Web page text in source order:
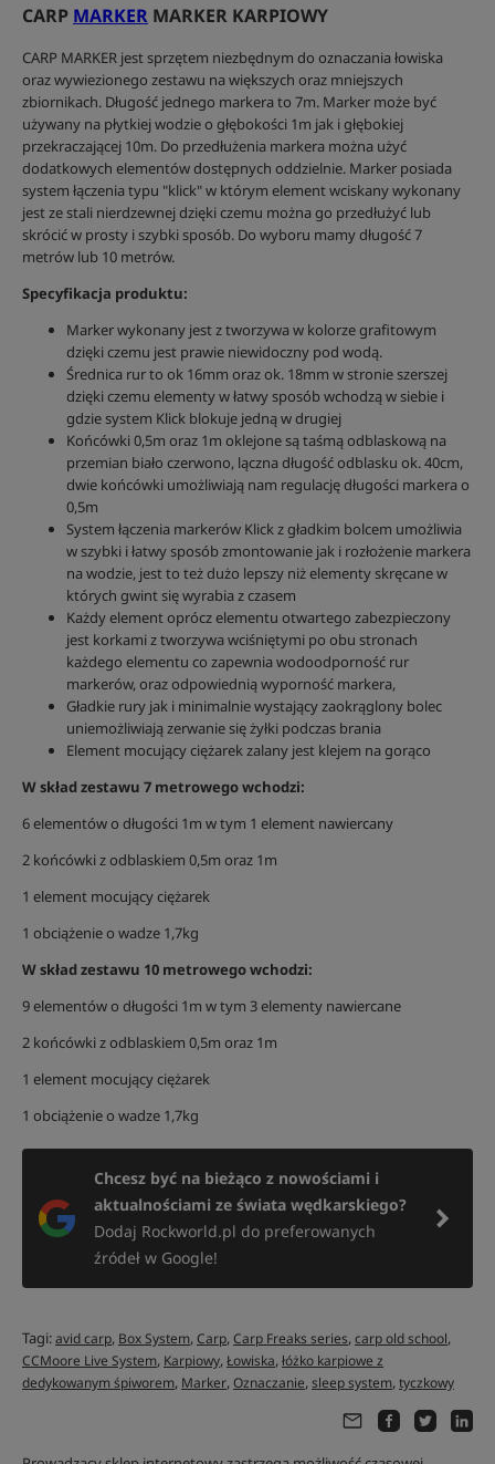
CARP MARKER MARKER KARPIOWY
CARP MARKER jest sprzętem niezbędnym do oznaczania łowiska
oraz wywiezionego zestawu na większych oraz mniejszych
zbiornikach. Długość jednego markera to 7m. Marker może być
używany na płytkiej wodzie o głębokości 1m jak i głębokiej
przekraczającej 10m. Do przedłużenia markera można użyć
dodatkowych elementów dostępnych oddzielnie. Marker posiada
system łączenia typu "klick" w którym element wciskany wykonany
jest ze stali nierdzewnej dzięki czemu można go przedłużyć lub
skrócić w prosty i szybki sposób. Do wyboru mamy długość 7
metrów lub 10 metrów.
Specyfikacja produktu:
Marker wykonany jest z tworzywa w kolorze grafitowym
dzięki czemu jest prawie niewidoczny pod wodą.
Średnica rur to ok 16mm oraz ok. 18mm w stronie szerszej
dzięki czemu elementy w łatwy sposób wchodzą w siebie i
gdzie system Klick blokuje jedną w drugiej
Końcówki 0,5m oraz 1m oklejone są taśmą odblaskową na
przemian biało czerwono, lączna długość odblasku ok. 40cm,
dwie końcówki umożliwiają nam regulację długości markera o
0,5m
System łączenia markerów Klick z gładkim bolcem umożliwia
w szybki i łatwy sposób zmontowanie jak i rozłożenie markera
na wodzie, jest to też dużo lepszy niż elementy skręcane w
których gwint się wyrabia z czasem
Każdy element oprócz elementu otwartego zabezpieczony
jest korkami z tworzywa wciśniętymi po obu stronach
każdego elementu co zapewnia wodoodporność rur
markerów, oraz odpowiednią wyporność markera,
Gładkie rury jak i minimalnie wystający zaokrąglony bolec
uniemożliwiają zerwanie się żyłki podczas brania
Element mocujący ciężarek zalany jest klejem na gorąco
W skład zestawu 7 metrowego wchodzi:
6 elementów o długości 1m w tym 1 element nawiercany
2 końcówki z odblaskiem 0,5m oraz 1m
1 element mocujący ciężarek
1 obciążenie o wadze 1,7kg
W skład zestawu 10 metrowego wchodzi:
9 elementów o długości 1m w tym 3 elementy nawiercane
2 końcówki z odblaskiem 0,5m oraz 1m
1 element mocujący ciężarek
1 obciążenie o wadze 1,7kg
Chcesz być na bieżąco z nowościami i
aktualnościami ze świata wędkarskiego?
Dodaj Rockworld.pl do preferowanych
źródeł w Google!
Tagi:avid carp, Box System,Carp,Carp Freaks series,carp old school,
CCMoore Live System, Karpiowy,Łowiska,łóżko karpiowe z
dedykowanym śpiworem, Marker,Oznaczanie,sleep system,tyczkowy